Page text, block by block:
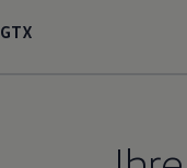
Lifestyle
GTX